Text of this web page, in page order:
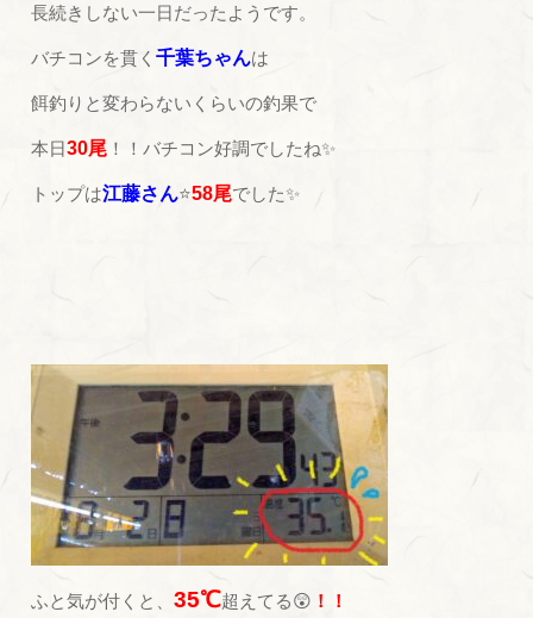
長続きしない一日だったようです。
バチコンを貫く千葉ちゃんは
餌釣りと変わらないくらいの釣果で
本日30尾 ！！バチコン好調でしたね✨
トップは江藤さん⭐58尾でした✨
ふと気が付くと、35℃超えてる😲 ！！